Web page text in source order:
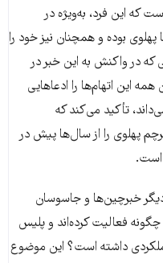
که این فرد، به‌ویژه در
بوده و همچنان نیز خود را
که در واکنش به این خبر در
این اتهام‌ها را ادعاهایی
تأکید می‌کند که
پهلوی را از سال‌ها پیش در
است.
خبرچین‌ها و جاسوسان
فعالیت کرده‌اند و پلیس
داشته است؟ این موضوع